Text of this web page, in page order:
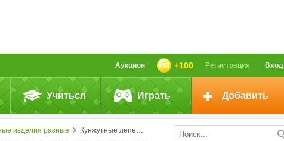
Вход
Регистрация
+100
Аукцион
Учиться Играть Добавить
изделия разные Кунжутные лепешки (2)